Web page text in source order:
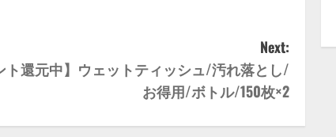
Next:
ト還元中】ウェットティッシュ/汚れ落とし/
お得用/ボトル/150枚×2